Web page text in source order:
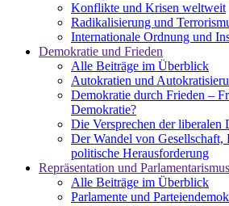
Konflikte und Krisen weltweit
Radikalisierung und
Internationale Ordnung und
Demokratie und Frieden
Alle Beiträge im Überblick
Autokratien und
Demokratie durch Frieden –
Demokratie?
Die Versprechen der liberalen
Der Wandel von
politische Herausforderung
Repräsentation und Parlamentarismus
Alle Beiträge im Überblick
Parlamente und